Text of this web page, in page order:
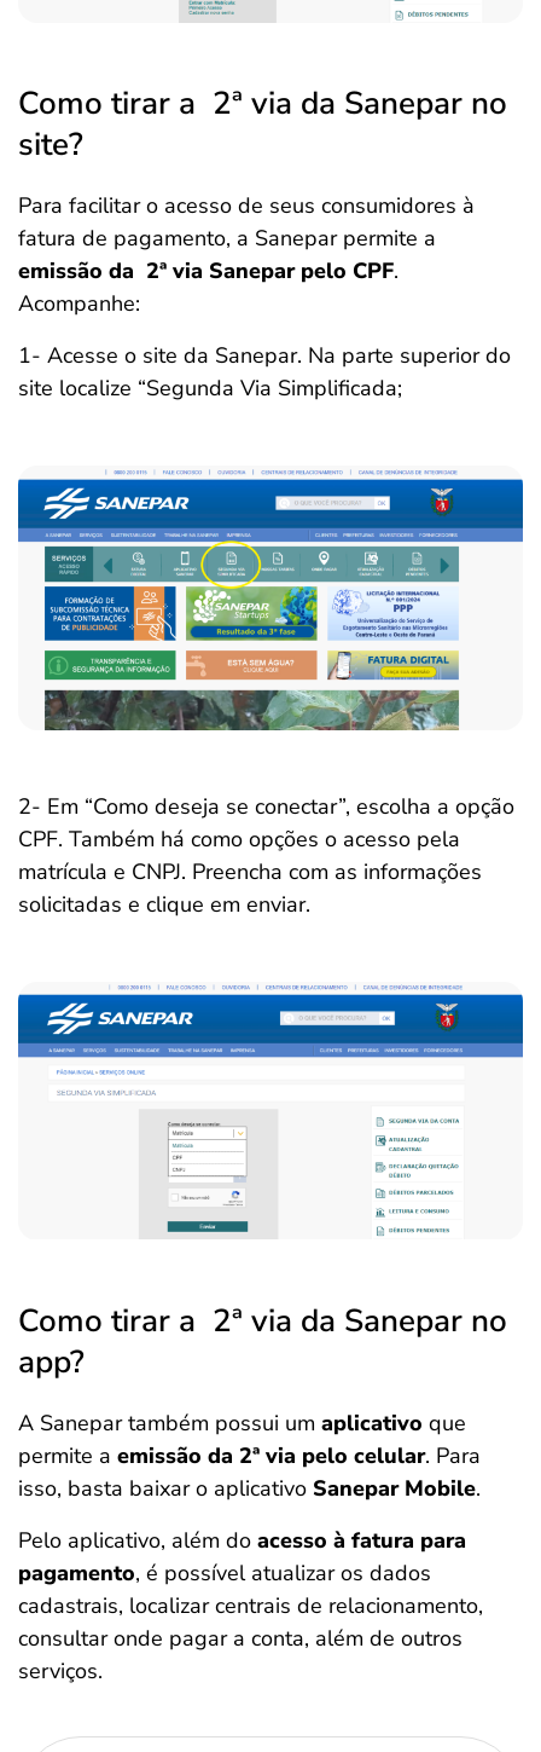
Como tirar a 2ª via da Sanepar no
site?
Para facilitar o acesso de seus consumidores à
fatura de pagamento, a Sanepar permite a
emissão da 2ª via Sanepar pelo CPF.
Acompanhe:
1- Acesse o site da Sanepar. Na parte superior do
site localize “Segunda Via Simplificada;
2- Em “Como deseja se conectar”, escolha a opção
CPF. Também há como opções o acesso pela
matrícula e CNPJ. Preencha com as informações
solicitadas e clique em enviar.
Como tirar a 2ª via da Sanepar no
app?
A Sanepar também possui um aplicativo que
permite a emissão da 2ª via pelo celular. Para
isso, basta baixar o aplicativo Sanepar Mobile.
Pelo aplicativo, além do acesso à fatura para
pagamento, é possível atualizar os dados
cadastrais, localizar centrais de relacionamento,
consultar onde pagar a conta, além de outros
serviços.